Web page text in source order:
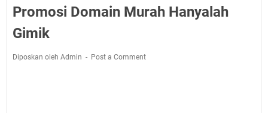
Promosi Domain Murah Hanyalah
Gimik
Diposkan oleh Admin Post a Comment